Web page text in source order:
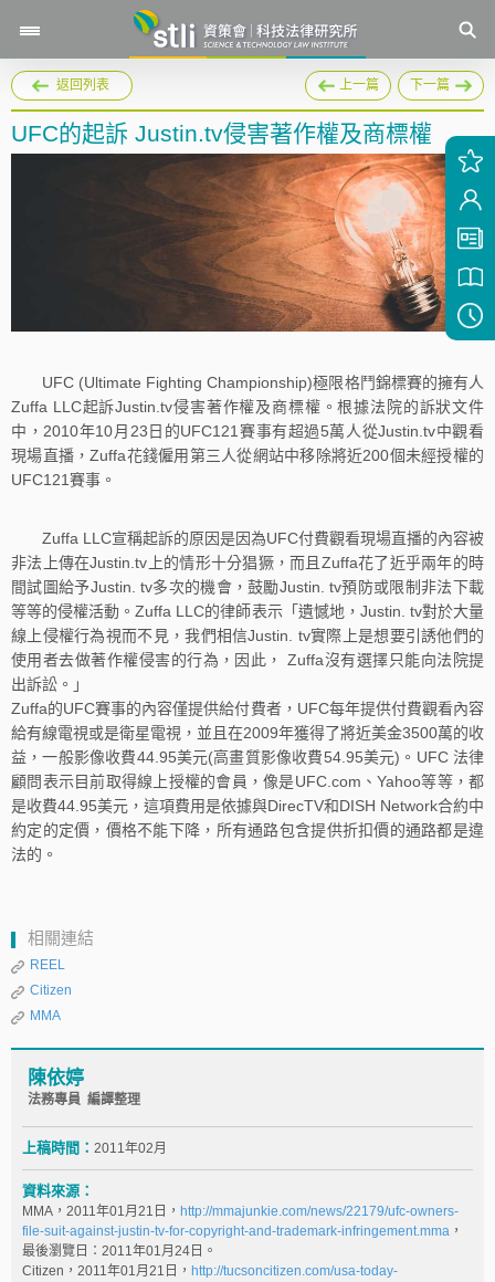
返回列表 上一篇 下一篇
UFC的起訴 Justin.tv侵害著作權及商標權
UFC (Ultimate Fighting Championship)極限格鬥錦標賽的擁有人
Zuffa LLC起訴Justin.tv侵害著作權及商標權。根據法院的訴狀文件
中，2010年10月23日的UFC121賽事有超過5萬人從Justin.tv中觀看
現場直播，Zuffa花錢僱用第三人從網站中移除將近200個未經授權的
UFC121賽事。
Zuffa LLC宣稱起訴的原因是因為UFC付費觀看現場直播的內容被
非法上傳在Justin.tv上的情形十分猖獗，而且Zuffa花了近乎兩年的時
間試圖給予Justin. tv多次的機會，鼓勵Justin. tv預防或限制非法下載
等等的侵權活動。Zuffa LLC的律師表示「遺憾地，Justin. tv對於大量
線上侵權行為視而不見，我們相信Justin. tv實際上是想要引誘他們的
使用者去做著作權侵害的行為，因此， Zuffa沒有選擇只能向法院提
出訴訟。」
Zuffa的UFC賽事的內容僅提供給付費者，UFC每年提供付費觀看內容
給有線電視或是衛星電視，並且在2009年獲得了將近美金3500萬的收
益，一般影像收費44.95美元(高畫質影像收費54.95美元)。UFC 法律
顧問表示目前取得線上授權的會員，像是UFC.com、Yahoo等等，都
是收費44.95美元，這項費用是依據與DirecTV和DISH Network合約中
約定的定價，價格不能下降，所有通路包含提供折扣價的通路都是違
法的。
相關連結
REEL
Citizen
MMA
陳依婷
法務專員 編譯整理
上稿時間： 2011年02月
資料來源：
MMA，2011年01月21日， http://mmajunkie.com/news/22179/ufc-owners-
file-suit-against-justin-tv-for-copyright-and-trademark-infringement.mma ，
最後瀏覽日：2011年01月24日。
Citizen，2011年01月21日， http://tucsoncitizen.com/usa-today-